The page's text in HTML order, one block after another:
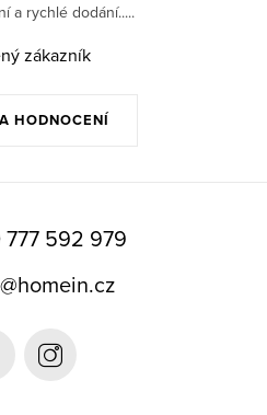
HODNOCENÍ
a rychlé dodání.....
zákazník
592 979
@homein.cz